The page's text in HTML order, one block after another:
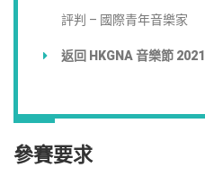
評判 – 國際青年音樂家
返回 HKGNA 音樂節 2021
參賽要求